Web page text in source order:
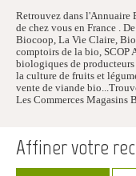
Retrouvez dans l'Annuaire
de chez vous en France .
Biocoop, La Vie Claire,
comptoirs de la bio, SCOP
biologiques de
la culture de fruits et
vente de viande
Les Commerces Magasins
Affiner votre